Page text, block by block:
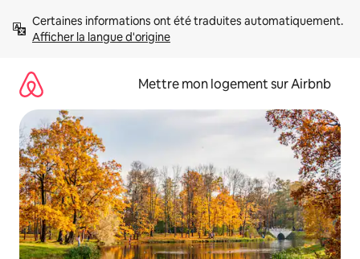
directement
Afficher la langue d'origine
Mettre mon logement sur Airbnb